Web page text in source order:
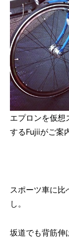
エプロンを仮想
するFujiiがご案
スポーツ車に比
し。
坂道でも背筋伸